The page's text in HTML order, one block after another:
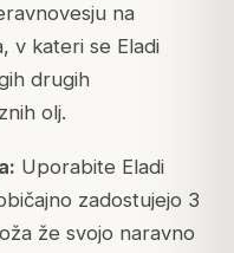
na
v kateri se Eladi
drugih
olj.
Uporabite Eladi
zadostujejo 3
že svojo naravno